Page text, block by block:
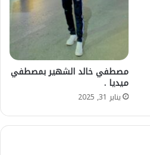
مصطفي خالد الشهير بمصطفي
ميديا .
يناير 31, 2025